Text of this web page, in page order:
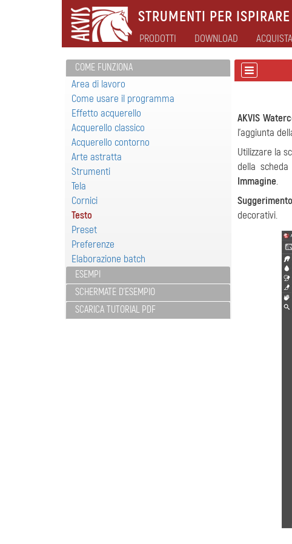
STRUMENTI PER
PRODOTTI DOWNLOAD ACQUISTA
COME FUNZIONA
Area di lavoro
Come usare il programma
Effetto acquerello
Acquerello classico
Acquerello contorno
Arte astratta
Strumenti
Tela
Cornici
Testo
Preset
Preferenze
Elaborazione batch
ESEMPI
SCHERMATE D'ESEMPIO
SCARICA TUTORIAL PDF
AKVIS
l'aggiunta
Utilizzare la
della
Immagine.
decorativi.